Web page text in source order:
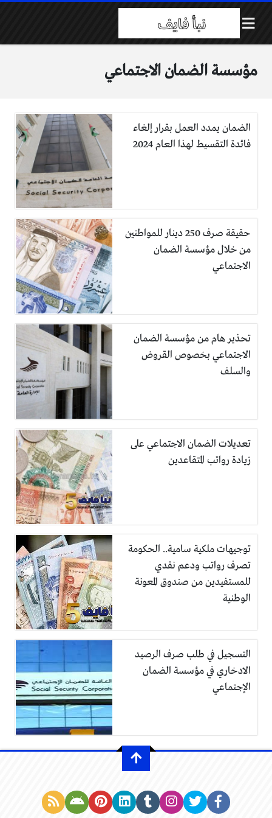
مؤسسة الضمان الاجتماعي
الضمان يمدد العمل بقرار إلغاء
فائدة التقسيط لهذا العام 2024
حقيقة صرف 250 دينار للمواطنين
من خلال مؤسسة الضمان
الاجتماعي
تحذير هام من مؤسسة الضمان
الاجتماعي بخصوص القروض
والسلف
تعديلات الضمان الاجتماعي على
زيادة رواتب المتقاعدين
توجيهات ملكية سامية.. الحكومة
تصرف رواتب ودعم نقدي
للمستفيدين من صندوق المعونة
الوطنية
التسجيل في طلب صرف الرصيد
الادخاري في مؤسسة الضمان
الإجتماعي